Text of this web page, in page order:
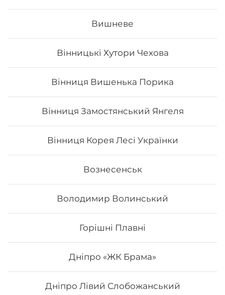
Вишневе
Вінницькі Хутори Чехова
Вінниця Вишенька Порика
Вінниця Замостянський Янгеля
Вінниця Корея Лесі Українки
Вознесенськ
Володимир Волинський
Горішні Плавні
Дніпро «ЖК Брама»
Дніпро Лівий Слобожанський
Макі з огірком
Вага: 115 г Склад: норі, рис, огірок, кунжут
₴
Макі з авокадо